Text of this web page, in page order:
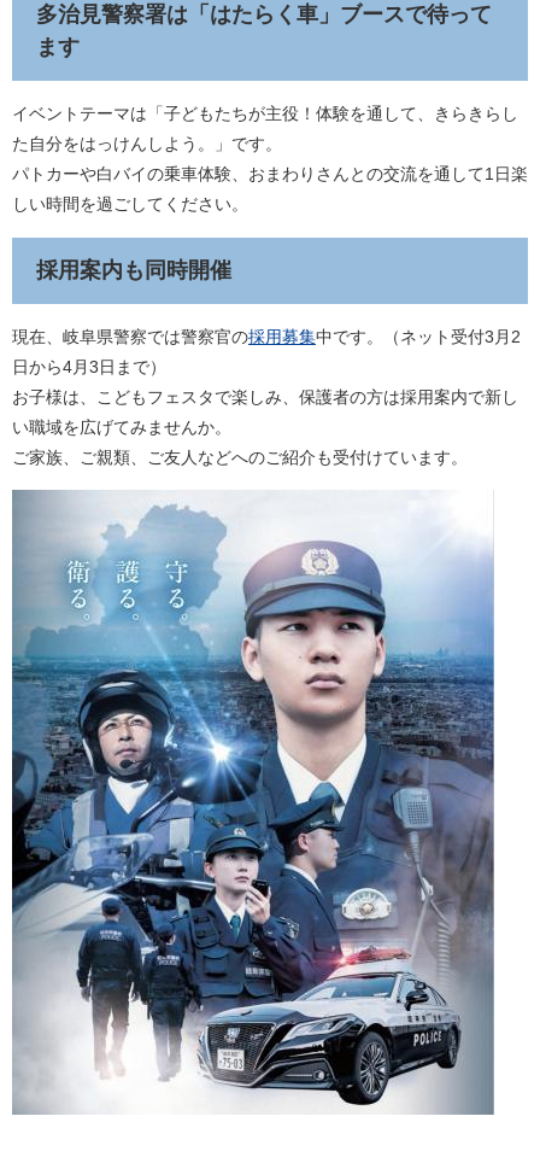
多治見警察署は「はたらく車」ブースで待って
ます
イベントテーマは「子どもたちが主役！体験を通して、きらきらし
た自分をはっけんしよう。」です。
パトカーや白バイの乗車体験、おまわりさんとの交流を通して1日楽
しい時間を過ごしてください。
採用案内も同時開催
現在、岐阜県警察では警察官の採用募集中です。（ネット受付3月2
日から4月3日まで）
お子様は、こどもフェスタで楽しみ、保護者の方は採用案内で新し
い職域を広げてみませんか。
ご家族、ご親類、ご友人などへのご紹介も受付けています。